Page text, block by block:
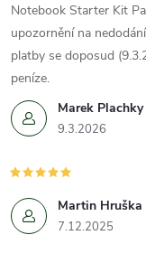
Marek Plachky
9.3.2026
Notebook Starter Kit
upozornění na
platby se doposud
peníze.
Martin Hruška
7.12.2025